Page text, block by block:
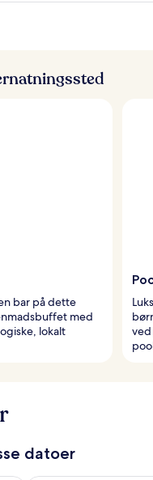
bar på dette
med
lokalt
datoer